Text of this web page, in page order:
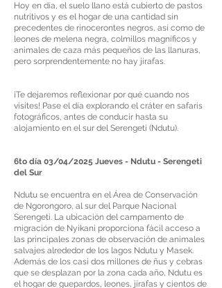
Hoy en día, el suelo llano está cubierto de pastos
nutritivos y es el hogar de una cantidad sin
precedentes de rinocerontes negros, así como de
leones de melena negra, colmillos magníficos y
animales de caza más pequeños de las llanuras,
pero sorprendentemente no hay jirafas.
¡Te dejaremos reflexionar por qué cuando nos
visites! Pase el día explorando el cráter en safaris
fotográficos, antes de conducir hasta su
alojamiento en el sur del Serengeti (Ndutu).
6to día 03/04/2025 Jueves - Ndutu - Serengeti
del Sur
Ndutu se encuentra en el Área de Conservación
de Ngorongoro, al sur del Parque Nacional
Serengeti. La ubicación del campamento de
migración de Nyikani proporciona fácil acceso a
las principales zonas de observación de animales
salvajes alrededor de los lagos Ndutu y Masek.
Además de los casi dos millones de ñus y cebras
que se desplazan por la zona cada año, Ndutu es
el hogar de guepardos, leones, jirafas y cientos de